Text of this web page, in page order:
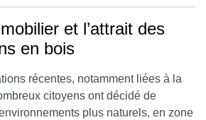
et l’attrait des
en bois
récentes, notamment liées à la
citoyens ont décidé de
plus naturels, en zone